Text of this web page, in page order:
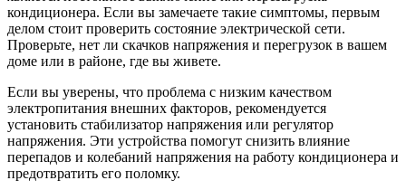
кондиционера. Если вы замечаете такие симптомы, первым
делом стоит проверить состояние электрической сети.
Проверьте, нет ли скачков напряжения и перегрузок в вашем
доме или в районе, где вы живете.
Если вы уверены, что проблема с низким качеством
электропитания внешних факторов, рекомендуется
установить стабилизатор напряжения или регулятор
напряжения. Эти устройства помогут снизить влияние
перепадов и колебаний напряжения на работу кондиционера и
предотвратить его поломку.